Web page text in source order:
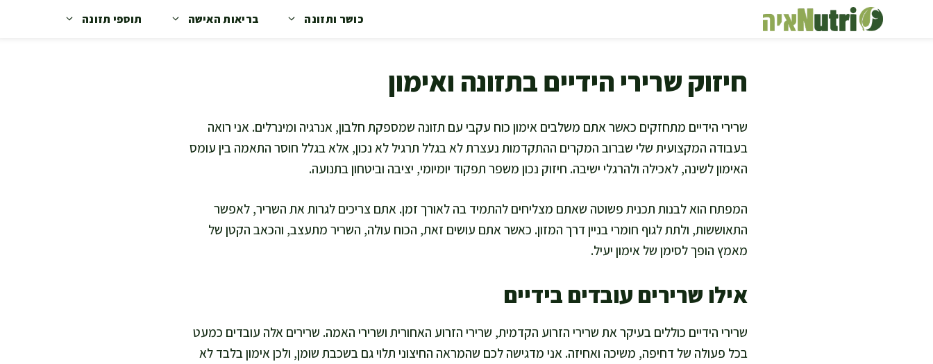
כושר ותזונה בריאות האישה תוספי תזונה
חיזוק שרירי הידיים בתזונה ואימון
שרירי הידיים מתחזקים כאשר אתם משלבים אימון כוח עקבי עם תזונה שמספקת חלבון, אנרגיה ומינרלים. אני רואה
בעבודה המקצועית שלי שברוב המקרים ההתקדמות נעצרת לא בגלל תרגיל לא נכון, אלא בגלל חוסר התאמה בין עומס
האימון לשינה, לאכילה ולהרגלי ישיבה. חיזוק נכון משפר תפקוד יומיומי, יציבה וביטחון בתנועה.
המפתח הוא לבנות תכנית פשוטה שאתם מצליחים להתמיד בה לאורך זמן. אתם צריכים לגרות את השריר, לאפשר
התאוששות, ולתת לגוף חומרי בניין דרך המזון. כאשר אתם עושים זאת, הכוח עולה, השריר מתעצב, והכאב הקטן של
מאמץ הופך לסימן של אימון יעיל.
אילו שרירים עובדים בידיים
שרירי הידיים כוללים בעיקר את שרירי הזרוע הקדמית, שרירי הזרוע האחורית ושרירי האמה. שרירים אלה עובדים כמעט
בכל פעולה של דחיפה, משיכה ואחיזה. אני מדגישה לכם שהמראה החיצוני תלוי גם בשכבת שומן, ולכן אימון בלבד לא